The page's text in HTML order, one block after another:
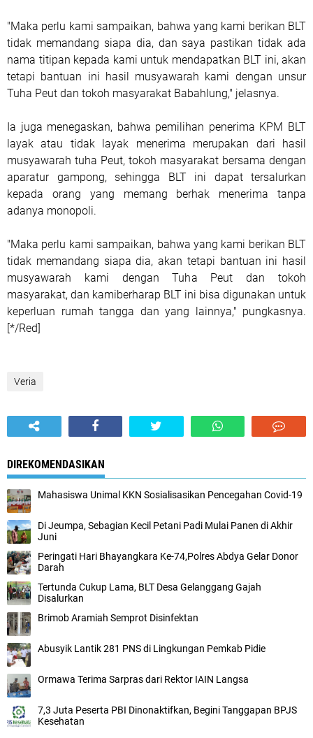
"Maka perlu kami sampaikan, bahwa yang kami berikan BLT
tidak memandang siapa dia, dan saya pastikan tidak ada
nama titipan kepada kami untuk mendapatkan BLT ini, akan
tetapi bantuan ini hasil musyawarah kami dengan unsur
Tuha Peut dan tokoh masyarakat Babahlung," jelasnya.
Ia juga menegaskan, bahwa pemilihan penerima KPM BLT
layak atau tidak layak menerima merupakan dari hasil
musyawarah tuha Peut, tokoh masyarakat bersama dengan
aparatur gampong, sehingga BLT ini dapat tersalurkan
kepada orang yang memang berhak menerima tanpa
adanya monopoli.
"Maka perlu kami sampaikan, bahwa yang kami berikan BLT
tidak memandang siapa dia, akan tetapi bantuan ini hasil
musyawarah kami dengan Tuha Peut dan tokoh
masyarakat, dan kamiberharap BLT ini bisa digunakan untuk
keperluan rumah tangga dan yang lainnya," pungkasnya.
[*/Red]
Veria
DIREKOMENDASIKAN
Mahasiswa Unimal KKN Sosialisasikan Pencegahan Covid-19
Di Jeumpa, Sebagian Kecil Petani Padi Mulai Panen di Akhir
Juni
Peringati Hari Bhayangkara Ke-74,Polres Abdya Gelar Donor
Darah
Tertunda Cukup Lama, BLT Desa Gelanggang Gajah
Disalurkan
Brimob Aramiah Semprot Disinfektan
Abusyik Lantik 281 PNS di Lingkungan Pemkab Pidie
Ormawa Terima Sarpras dari Rektor IAIN Langsa
7,3 Juta Peserta PBI Dinonaktifkan, Begini Tanggapan BPJS
Kesehatan